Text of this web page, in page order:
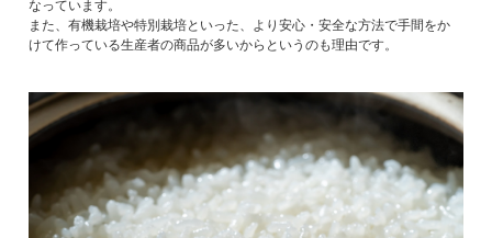
なっています。
また、有機栽培や特別栽培といった、より安心・安全な方法で手間をか
けて作っている生産者の商品が多いからというのも理由です。